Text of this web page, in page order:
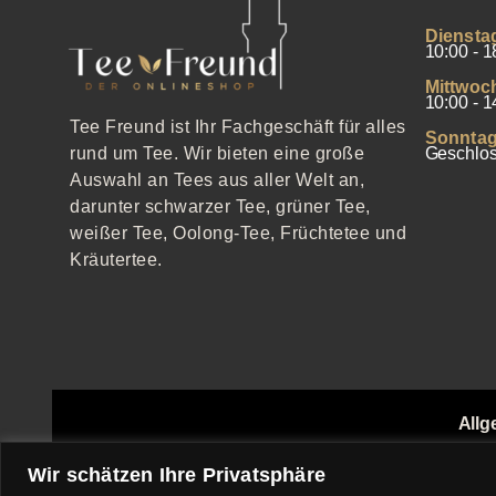
Wir schätzen Ihre Privatsphäre
Tee Freund ist Ihr Fachgeschäft für alles
rund um Tee. Wir bieten eine große
Auswahl an Tees aus aller Welt an,
darunter schwarzer Tee, grüner Tee,
weißer Tee, Oolong-Tee, Früchtetee und
Kräutertee.
10:00 -
10:00 -